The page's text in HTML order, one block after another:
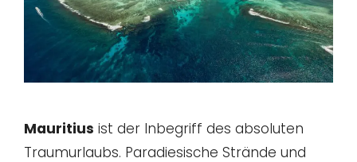
Mauritius ist der Inbegriff des absoluten
Traumurlaubs. Paradiesische Strände und